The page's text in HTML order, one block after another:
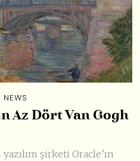
NEWS
Az Dört Van Gogh
şirketi Oracle’ın